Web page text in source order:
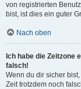
von registrierten
bist, ist dies ein guter
Nach oben
Ich habe die Zeitzone
falsch!
Wenn du dir sicher
Zeit trotzdem noch